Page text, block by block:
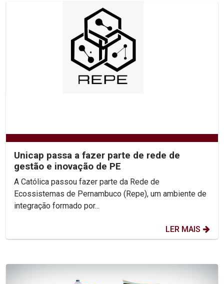
Unicap passa a fazer parte de rede de
gestão e inovação de PE
A Católica passou fazer parte da Rede de
Ecossistemas de Pernambuco (Repe), um ambiente de
integração formado por...
LER MAIS